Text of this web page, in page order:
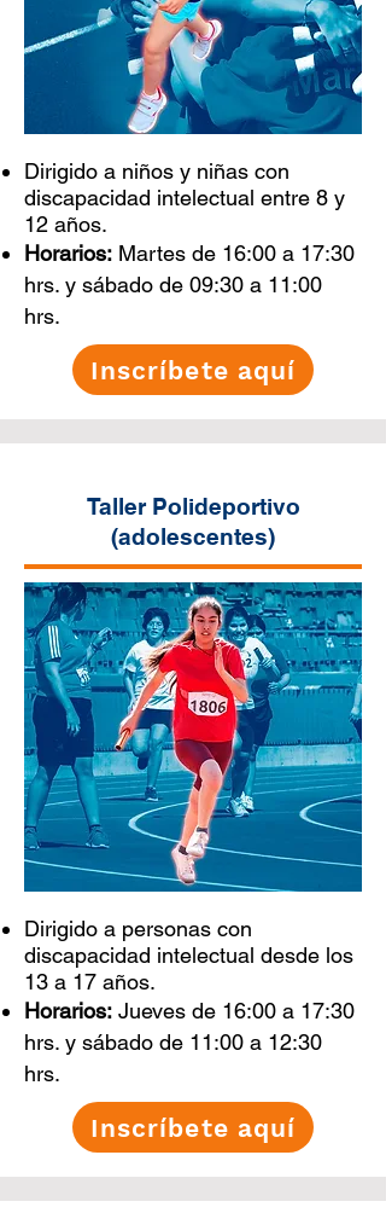
Dirigido a niños y niñas con
discapacidad intelectual entre 8 y
12 años.
Horarios: Martes de 16:00 a 17:30
hrs. y sábado de 09:30 a 11:00
hrs.
Inscríbete aquí
Taller Polideportivo
(adolescentes)
Dirigido a personas con
discapacidad intelectual desde los
13 a 17 años.
Horarios: Jueves de 16:00 a 17:30
hrs. y sábado de 11:00 a 12:30
hrs.
Inscríbete aquí